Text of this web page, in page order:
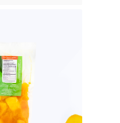
Inicio
Productos
Empresa